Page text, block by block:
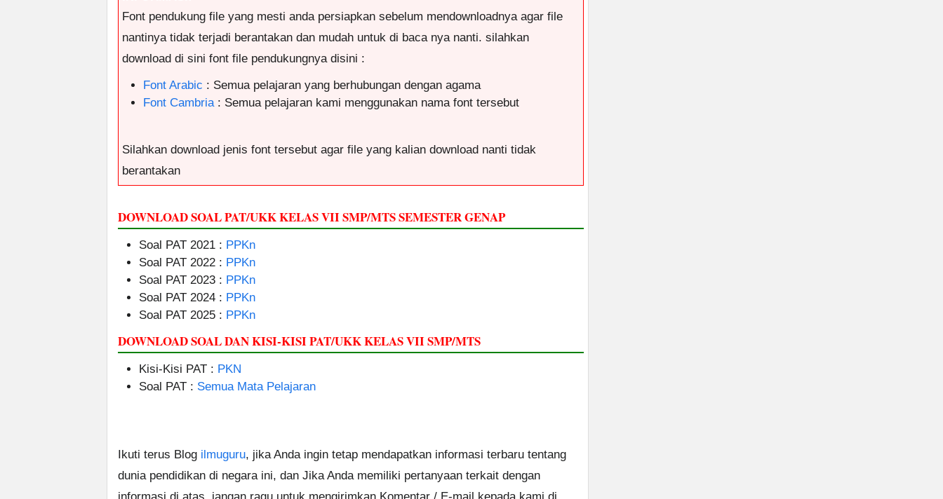
Font pendukung file yang mesti anda persiapkan sebelum mendownloadnya agar file
nantinya tidak terjadi berantakan dan mudah untuk di baca nya nanti. silahkan
download di sini font file pendukungnya disini :
Font Arabic : Semua pelajaran yang berhubungan dengan agama
Font Cambria : Semua pelajaran kami menggunakan nama font tersebut
Silahkan download jenis font tersebut agar file yang kalian download nanti tidak
berantakan
DOWNLOAD SOAL PAT/UKK KELAS VII SMP/MTS SEMESTER GENAP
Soal PAT 2021 : PPKn
Soal PAT 2022 : PPKn
Soal PAT 2023 : PPKn
Soal PAT 2024 : PPKn
Soal PAT 2025 : PPKn
DOWNLOAD SOAL DAN KISI-KISI PAT/UKK KELAS VII SMP/MTS
Kisi-Kisi PAT : PKN
Soal PAT : Semua Mata Pelajaran
Ikuti terus Blog ilmuguru, jika Anda ingin tetap mendapatkan informasi terbaru tentang
dunia pendidikan di negara ini, dan Jika Anda memiliki pertanyaan terkait dengan
informasi di atas, jangan ragu untuk mengirimkan Komentar / E-mail kepada kami di